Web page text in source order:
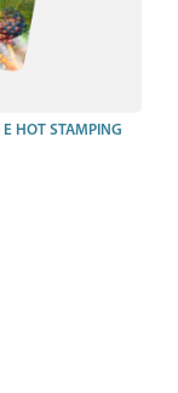
HOT STAMPING